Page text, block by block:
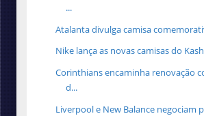
...
Atalanta divulga camisa
Nike lança as novas camisas do
Corinthians encaminha renovação
d...
Liverpool e New Balance negociam